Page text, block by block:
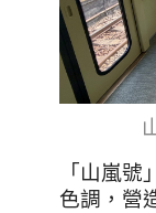
「山嵐
色調，營